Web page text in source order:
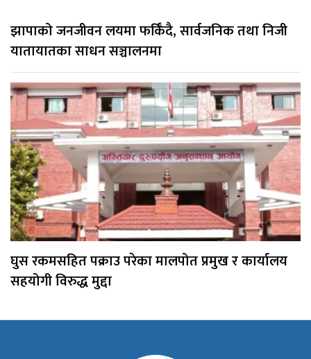
झापाको जनजीवन लयमा फर्किँदै, सार्वजनिक तथा निजी
यातायातका साधन सञ्चालनमा
घुस रकमसहित पक्राउ परेका मालपोत प्रमुख र कार्यालय
सहयोगी विरुद्ध मुद्दा